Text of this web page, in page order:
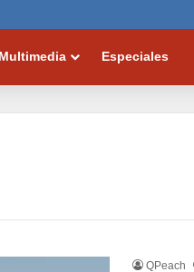
Multimedia Especiales
QPeach